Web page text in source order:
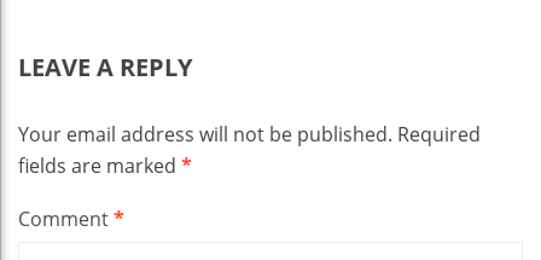
LEAVE A REPLY
Your email address will not be published. Required
fields are marked *
Comment*